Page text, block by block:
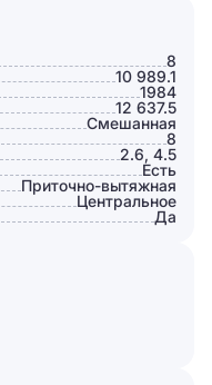
8
10 989.1
1984
12 637.5
Смешанная
8
2.6, 4.5
Есть
Приточно-вытяжная
Центральное
Да